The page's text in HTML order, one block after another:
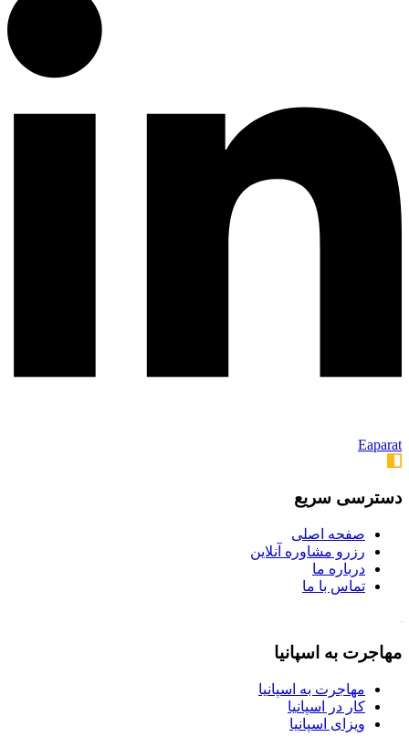
Eaparat
دسترسی سریع
صفحه اصلی
رزرو مشاوره آنلاین
درباره ما
تماس با ما
مهاجرت به اسپانیا
مهاجرت به اسپانیا
کار در اسپانیا
ویزای اسپانیا